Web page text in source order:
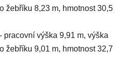
žebříku 8,23 m, hmotnost 30,5
- pracovní výška 9,91 m, výška
žebříku 9,01 m, hmotnost 32,7